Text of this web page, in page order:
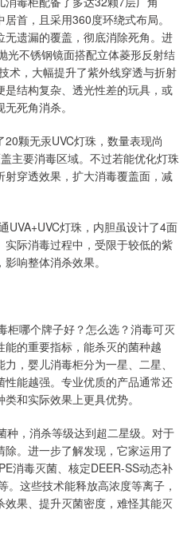
首，且采用360度环绕式布局。
遗漏的覆盖，彻底消除死角。进
光不锈钢镜面搭配立体菱形反射结
术，大幅提升了紫外线穿透与折射
结构复杂、透光性差的玩具，或
死角消杀。
颗无汞UVC灯珠，数量表现尚
主要消毒区域。不过若能优化灯珠
穿透效果，扩大消毒覆盖面，减
UVA+UVC灯珠，内胆虽设计了4面
际消毒过程中，受限于较低的紫
响整体消杀效果。
柜哪个牌子好？怎么选？消毒可灭
的重要指标，能杀灭的菌种越
，婴儿消毒柜分为一星、二星、
能越强。专业优质的产品通常还
和实际效果上更具优势。
种，消杀等级达到超二星级。对于
。进一步了解发现，它家运用了
消毒灭菌、核定DEER-SS动态补
这些技术能释放高浓度等离子，
果、提升灭菌密度，难怪其能灭